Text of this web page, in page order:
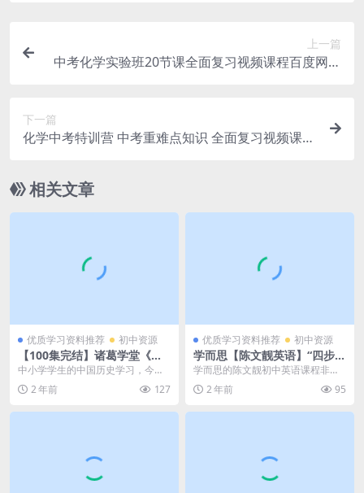
上一篇
中考化学实验班20节课全面复习视频课程百度网盘
下一篇
化学中考特训营 中考重难点知识 全面复习视频课程
相关文章
优质学习资料推荐 初中资源
【100集完结】诸葛学堂《给
中小学生的趣味中国史100
讲》MP3音频百度网盘下载，
中小学历史知识学习课程
中小学学生的中国历史学习，今天
推荐：【100集完结】诸葛学堂
《给中小学生的趣味中...
2 年前 127
优质学习资料推荐 初中资源
学而思【陈文靓英语】“四步
法”快速搞定初中英语阅读理解
之细节题(资源合计263.18M
B）百度网盘下载
学而思的陈文靓初中英语课程非常
丰富，其中包含了一门名为“学而思
陈文靓四步法快速搞...
2 年前 95